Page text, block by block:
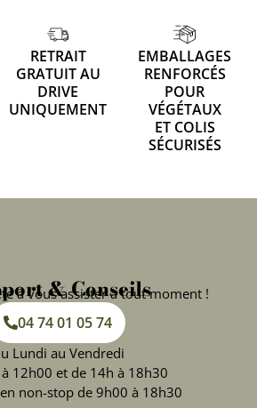
RETRAIT
GRATUIT AU
DRIVE
UNIQUEMENT
EMBALLAGES
RENFORCÉS
POUR
VÉGÉTAUX
ET COLIS
SÉCURISÉS
& Conseils
à vous assister à tout moment !
04 74 01 05 74
Lundi au Vendredi
12h00 et de 14h à 18h30
non-stop de 9h00 à 18h30